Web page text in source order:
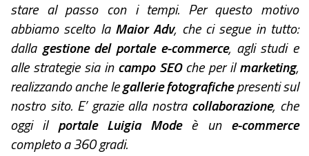
stare al passo con i tempi. Per questo motivo
abbiamo scelto la Maior Adv, che ci segue in tutto:
dalla gestione del portale e-commerce, agli studi e
alle strategie sia incampo SEOche per ilmarketing,
realizzando anche legallerie fotografichepresenti sul
nostro sito. E’ grazie alla nostra collaborazione, che
oggi il portale Luigia Modeè un e-commerce
completo a 360 gradi.